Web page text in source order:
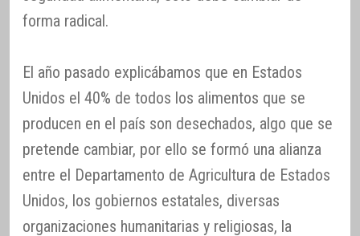
forma radical.
El año pasado explicábamos que en Estados
Unidos el 40% de todos los alimentos que se
producen en el país son desechados, algo que se
pretende cambiar, por ello se formó una alianza
entre el Departamento de Agricultura de Estados
Unidos, los gobiernos estatales, diversas
organizaciones humanitarias y religiosas, la